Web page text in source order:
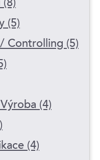
(5)
Controlling (5)
(4)
(4)